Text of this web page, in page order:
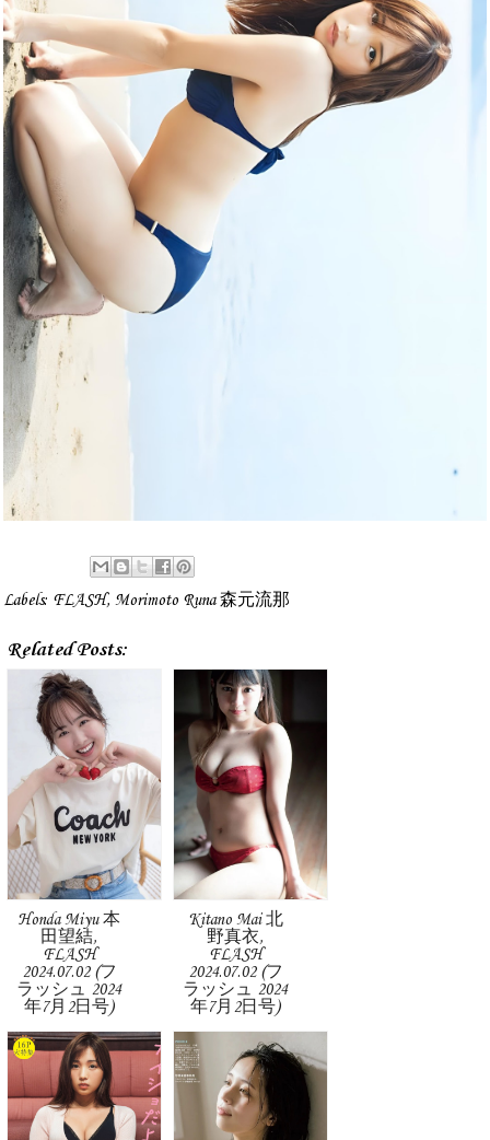
Labels: FLASH, Morimoto Runa 森元流那
Related Posts:
Honda Miyu 本
田望結,
FLASH
2024.07.02 (フ
ラッシュ 2024
年7月2日号)
Kitano Mai 北
野真衣,
FLASH
2024.07.02 (フ
ラッシュ 2024
年7月2日号)